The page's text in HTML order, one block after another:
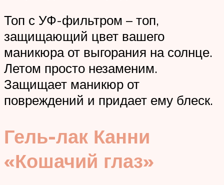
Топ с УФ-фильтром – топ,
защищающий цвет вашего
маникюра от выгорания на солнце.
Летом просто незаменим.
Защищает маникюр от
повреждений и придает ему блеск.
Гель-лак Канни
«Кошачий глаз»